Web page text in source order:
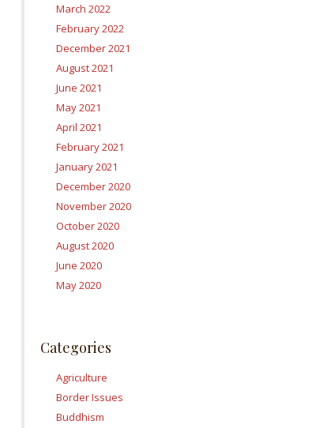
March 2022
February 2022
December 2021
August 2021
June 2021
May 2021
April 2021
February 2021
January 2021
December 2020
November 2020
October 2020
August 2020
June 2020
May 2020
Categories
Agriculture
Border Issues
Buddhism